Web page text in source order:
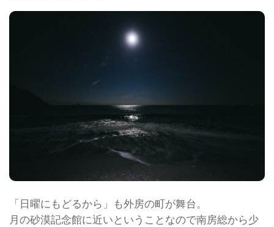
「日曜にもどるから」も外房の町が舞台。
月の砂漠記念館に近いということなので南房総から少